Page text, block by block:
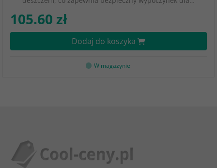
105.60 zł
Dodaj do koszyka
W magazynie